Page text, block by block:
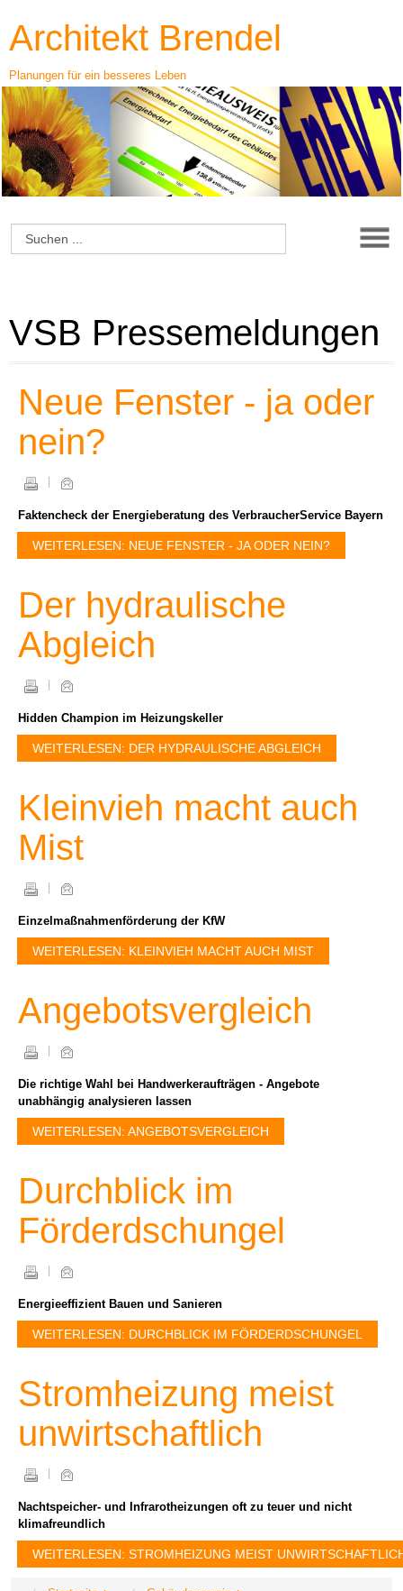
Architekt Brendel
Planungen für ein besseres Leben
VSB Pressemeldungen
Neue Fenster - ja oder
nein?
Faktencheck der Energieberatung des VerbraucherService Bayern
WEITERLESEN: NEUE FENSTER - JA ODER NEIN?
Der hydraulische
Abgleich
Hidden Champion im Heizungskeller
WEITERLESEN: DER HYDRAULISCHE ABGLEICH
Kleinvieh macht auch
Mist
Einzelmaßnahmenförderung der KfW
WEITERLESEN: KLEINVIEH MACHT AUCH MIST
Angebotsvergleich
Die richtige Wahl bei Handwerkeraufträgen - Angebote
unabhängig analysieren lassen
WEITERLESEN: ANGEBOTSVERGLEICH
Durchblick im
Förderdschungel
Energieeffizient Bauen und Sanieren
WEITERLESEN: DURCHBLICK IM FÖRDERDSCHUNGEL
Stromheizung meist
unwirtschaftlich
Nachtspeicher- und Infrarotheizungen oft zu teuer und nicht
klimafreundlich
WEITERLESEN: STROMHEIZUNG MEIST